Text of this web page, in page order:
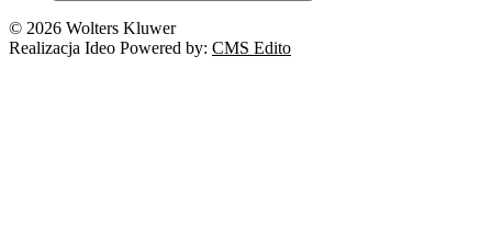
© 2026 Wolters Kluwer
Realizacja Ideo Powered by: CMS Edito